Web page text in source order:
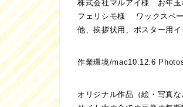
株式会社マルアイ様 お年玉
フェリシモ様 ワックスペー
他、挨拶状用、ポスター用
作業環境/mac10.12.6
オリジナル作品（絵・写真